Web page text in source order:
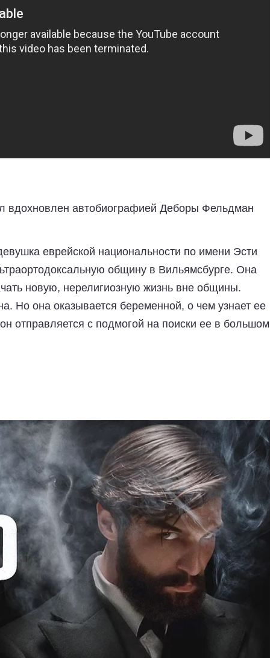
вдохновлен автобиографией Деборы Фельдман
еврейской национальности по имени Эсти
общину в Вильямсбурге. Она
новую, нерелигиозную жизнь вне общины.
Но она оказывается беременной, о чем узнает ее
отправляется с подмогой на поиски ее в большом